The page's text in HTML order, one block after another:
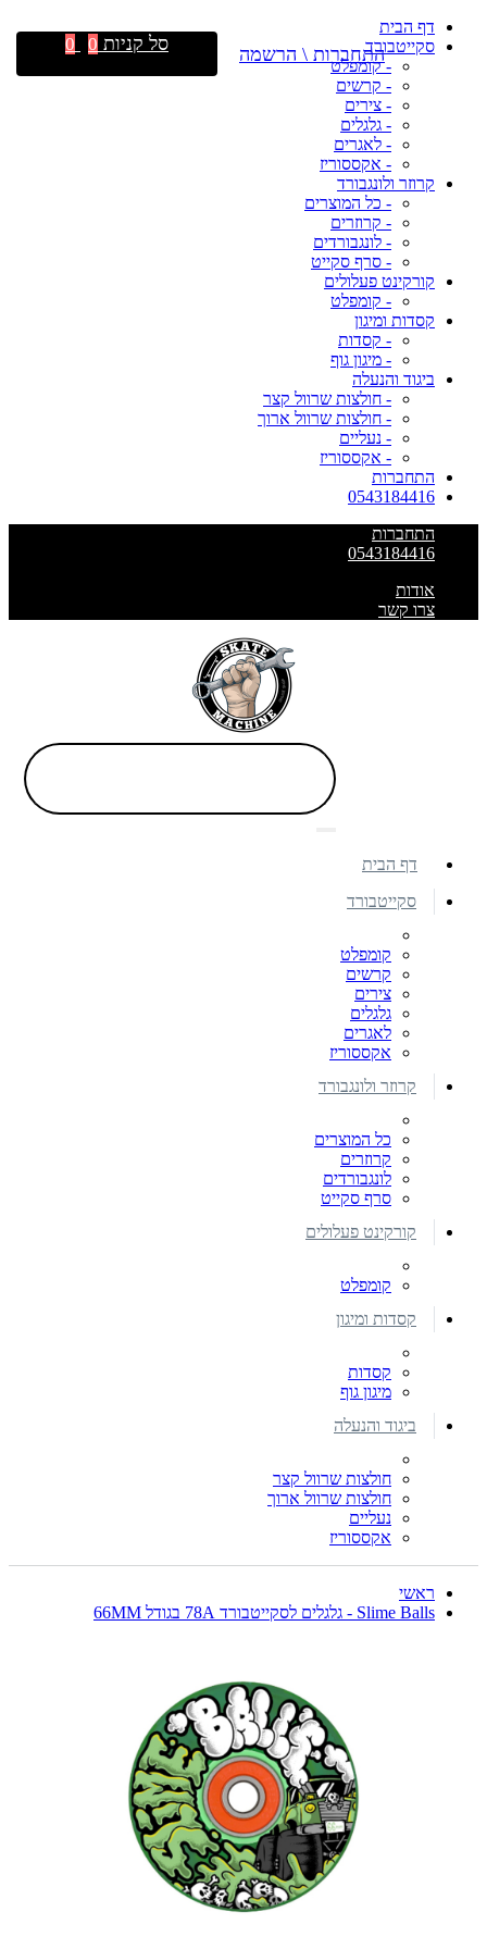
דף הבית
סקייטבורד
- קומפלט
- קרשים
- צירים
- גלגלים
- לאגרים
- אקססוריז
קרוזר ולונגבורד
- כל המוצרים
- קרוזרים
- לונגבורדים
- סרף סקייט
קורקינט פעלולים
- קומפלט
קסדות ומיגון
- קסדות
- מיגון גוף
ביגוד והנעלה
- חולצות שרוול קצר
- חולצות שרוול ארוך
- נעליים
- אקססוריז
התחברות
0543184416
התחברות
0543184416
אודות
צרו קשר
התחברות \ הרשמה סל קניות 0
0
דף הבית
סקייטבורד
קומפלט
קרשים
צירים
גלגלים
לאגרים
אקססוריז
קרוזר ולונגבורד
כל המוצרים
קרוזרים
לונגבורדים
סרף סקייט
קורקינט פעלולים
קומפלט
קסדות ומיגון
קסדות
מיגון גוף
ביגוד והנעלה
חולצות שרוול קצר
חולצות שרוול ארוך
נעליים
אקססוריז
ראשי
Slime Balls - גלגלים לסקייטבורד 78A בגודל 66MM